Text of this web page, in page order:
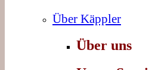
Über Käppler
Über uns